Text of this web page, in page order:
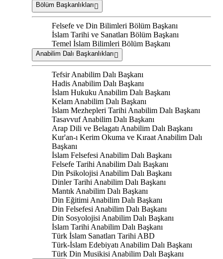
Bölüm Başkanlıkları
Felsefe ve Din Bilimleri Bölüm Başkanı
İslam Tarihi ve Sanatları Bölüm Başkanı
Temel İslam Bilimleri Bölüm Başkanı
Anabilim Dalı Başkanlıkları
Tefsir Anabilim Dalı Başkanı
Hadis Anabilim Dalı Başkanı
İslam Hukuku Anabilim Dalı Başkanı
Kelam Anabilim Dalı Başkanı
İslam Mezhepleri Tarihi Anabilim Dalı Başkanı
Tasavvuf Anabilim Dalı Başkanı
Arap Dili ve Belagatı Anabilim Dalı Başkanı
Kur'an-ı Kerim Okuma ve Kıraat Anabilim Dalı
Başkanı
İslam Felsefesi Anabilim Dalı Başkanı
Felsefe Tarihi Anabilim Dalı Başkanı
Din Psikolojisi Anabilim Dalı Başkanı
Dinler Tarihi Anabilim Dalı Başkanı
Mantık Anabilim Dalı Başkanı
Din Eğitimi Anabilim Dalı Başkanı
Din Felsefesi Anabilim Dalı Başkanı
Din Sosyolojisi Anabilim Dalı Başkanı
İslam Tarihi Anabilim Dalı Başkanı
Türk İslam Sanatları Tarihi ABD
Türk-İslam Edebiyatı Anabilim Dalı Başkanı
Türk Din Musikisi Anabilim Dalı Başkanı